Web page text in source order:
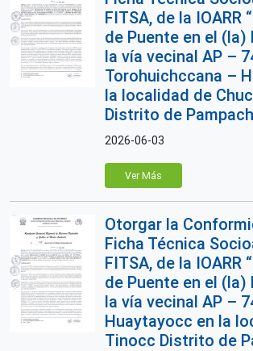
FITSA, de la IOARR
de Puente en el (la)
la vía vecinal AP –
Torohuichccana –
la localidad de
Distrito de
2026-06-03
Ver Más
Otorgar la
Ficha Técnica
FITSA, de la IOARR
de Puente en el (la)
la vía vecinal AP –
Huaytayocc en la
Tinocc Distrito de